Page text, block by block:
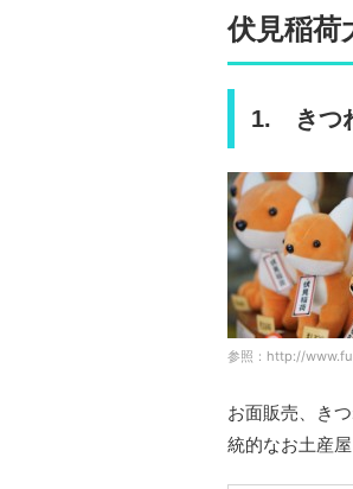
伏見稲荷
1. きつ
参照：http://
お面販売、き
統的なお土産屋